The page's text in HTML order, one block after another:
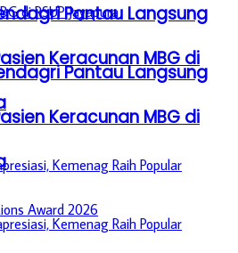
Pantau Langsung
Keracunan MBG di
Pantau Langsung
Keracunan MBG di